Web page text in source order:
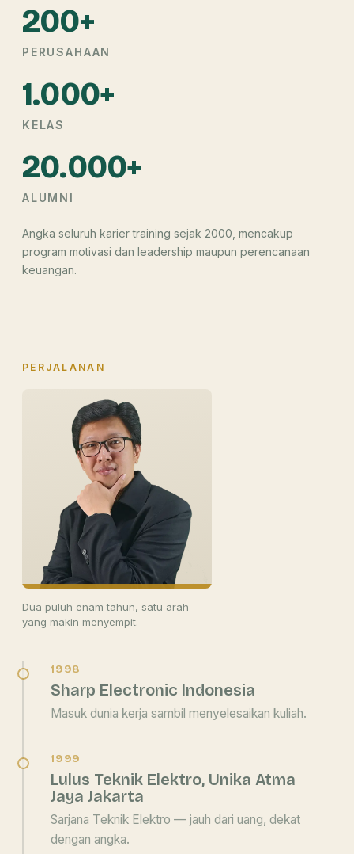
200+
PERUSAHAAN
1.000+
KELAS
20.000+
ALUMNI
Angka seluruh karier training sejak 2000, mencakup
program motivasi dan leadership maupun perencanaan
keuangan.
PERJALANAN
Dua puluh enam tahun, satu arah
yang makin menyempit.
1998
Sharp Electronic Indonesia
Masuk dunia kerja sambil menyelesaikan kuliah.
1999
Lulus Teknik Elektro, Unika Atma
Jaya Jakarta
Sarjana Teknik Elektro — jauh dari uang, dekat
dengan angka.